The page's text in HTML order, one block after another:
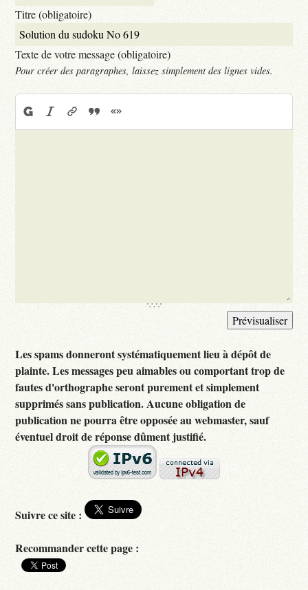
Titre (obligatoire)
Texte de votre message (obligatoire)
Pour créer des paragraphes, laissez simplement des lignes vides.
Les spams donneront systématiquement lieu à dépôt de
plainte. Les messages peu aimables ou comportant trop de
fautes d'orthographe seront purement et simplement
supprimés sans publication. Aucune obligation de
publication ne pourra être opposée au webmaster, sauf
éventuel droit de réponse dûment justifié.
Suivre ce site :
Recommander cette page :